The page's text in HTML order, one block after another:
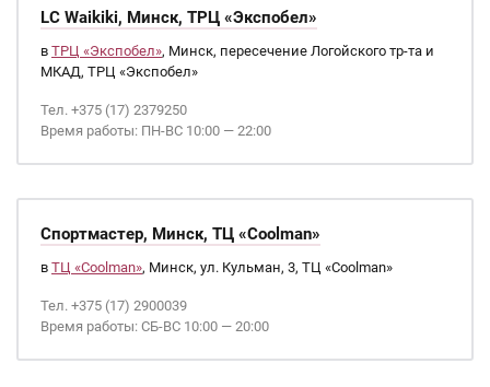
LC Waikiki, Минск, ТРЦ «Экспобел»
в ТРЦ «Экспобел», Минск, пересечение Логойского тр-та и
МКАД, ТРЦ «Экспобел»
Тел. +375 (17) 2379250
Время работы: ПН-ВС 10:00 — 22:00
Спортмастер, Минск, ТЦ «Coolman»
в ТЦ «Coolman», Минск, ул. Кульман, 3, ТЦ «Coolman»
Тел. +375 (17) 2900039
Время работы: СБ-ВС 10:00 — 20:00